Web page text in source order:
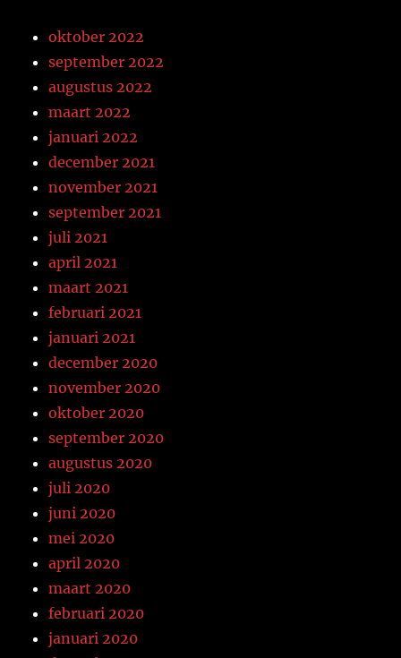
oktober 2022
september 2022
augustus 2022
maart 2022
januari 2022
december 2021
november 2021
september 2021
juli 2021
april 2021
maart 2021
februari 2021
januari 2021
december 2020
november 2020
oktober 2020
september 2020
augustus 2020
juli 2020
juni 2020
mei 2020
april 2020
maart 2020
februari 2020
januari 2020